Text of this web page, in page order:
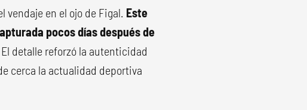
vendaje en el ojo de Figal. Este
pocos días después de
detalle reforzó la autenticidad
cerca la actualidad deportiva